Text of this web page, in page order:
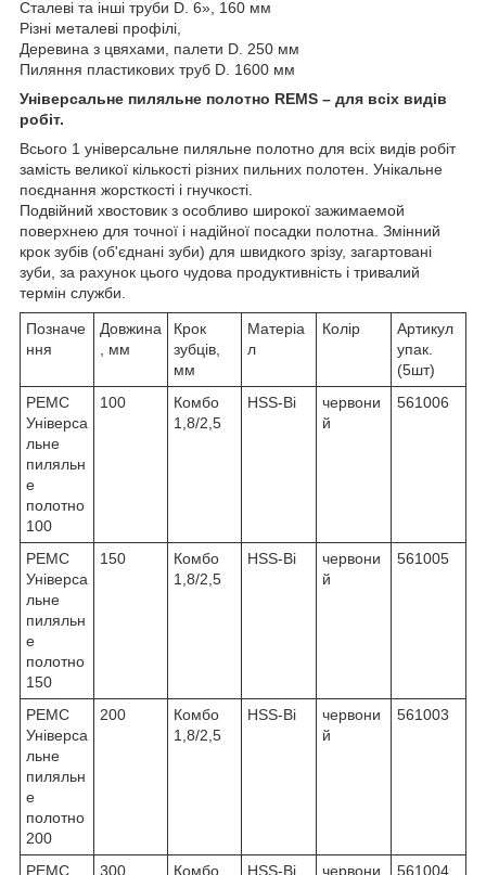
Сталеві та інші труби D. 6», 160 мм
Різні металеві профілі,
Деревина з цвяхами, палети D. 250 мм
Пиляння пластикових труб D. 1600 мм
Універсальне пиляльне полотно REMS – для всіх видів
робіт.
Всього 1 універсальне пиляльне полотно для всіх видів робіт
замість великої кількості різних пильних полотен. Унікальне
поєднання жорсткості і гнучкості.
Подвійний хвостовик з особливо широкої зажимаемой
поверхнею для точної і надійної посадки полотна. Змінний
крок зубів (об'єднані зуби) для швидкого зрізу, загартовані
зуби, за рахунок цього чудова продуктивність і тривалий
термін служби.
Позначе
ння
Довжина
, мм
Крок
зубців,
мм
Матеріа
л
Колір
Артикул
упак.
(5шт)
РЕМС
Універса
льне
пиляльн
е
полотно
100
100
Комбо
1,8/2,5
HSS-Bi
червони
й
561006
РЕМС
Універса
льне
пиляльн
е
полотно
150
150
Комбо
1,8/2,5
HSS-Bi
червони
й
561005
РЕМС
Універса
льне
пиляльн
е
полотно
200
200
Комбо
1,8/2,5
HSS-Bi
червони
й
561003
РЕМС 300 Комбо HSS-Bi червони 561004